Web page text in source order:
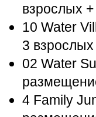
взрослых
10 Water
3
02 Water
4 Family